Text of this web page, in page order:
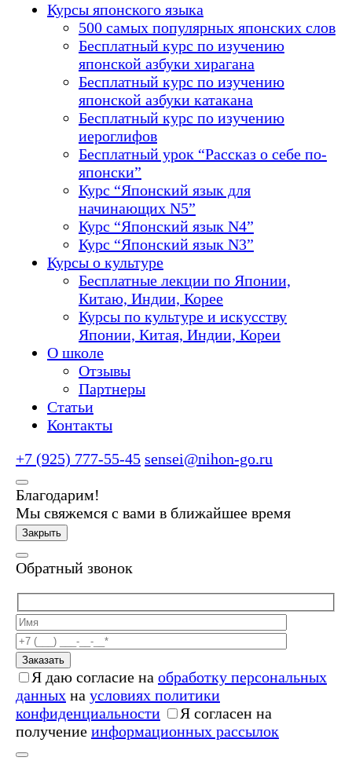
Курсы японского языка
500 самых популярных японских слов
Бесплатный курс по изучению
японской азбуки хирагана
Бесплатный курс по изучению
японской азбуки катакана
Бесплатный курс по изучению
иероглифов
Бесплатный урок “Рассказ о себе по-
японски”
Курс “Японский язык для
начинающих N5”
Курс “Японский язык N4”
Курс “Японский язык N3”
Курсы о культуре
Бесплатные лекции по Японии,
Китаю, Индии, Корее
Курсы по культуре и искусству
Японии, Китая, Индии, Кореи
О школе
Отзывы
Партнеры
Статьи
Контакты
+7 (925) 777-55-45 sensei@nihon-go.ru
Благодарим!
Мы свяжемся с вами в ближайшее время
Закрыть
Обратный звонок
Заказать
Я даю согласие на обработку персональных
данных на условиях политики
конфиденциальности
Я согласен на
получение информационных рассылок